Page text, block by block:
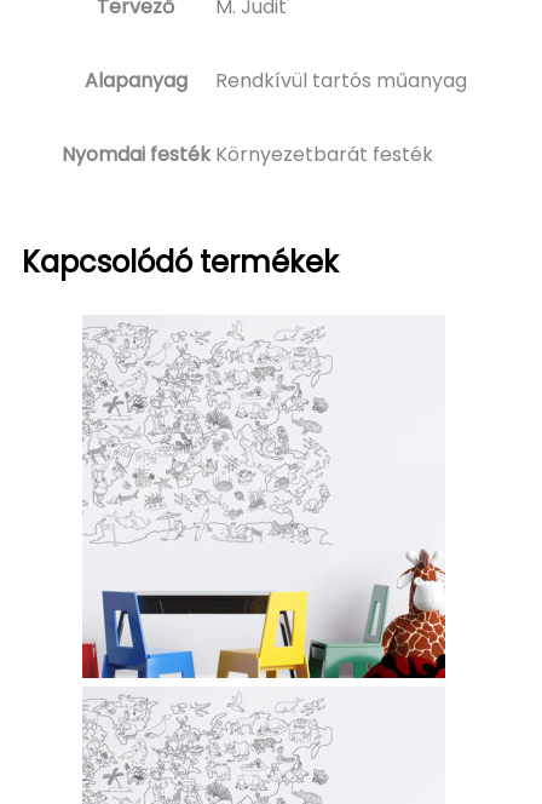
Tervező M. Judit
Alapanyag Rendkívül tartós műanyag
Nyomdai festék Környezetbarát festék
Kapcsolódó termékek